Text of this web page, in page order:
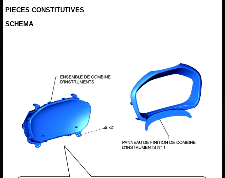
PIECES CONSTITUTIVES
SCHEMA